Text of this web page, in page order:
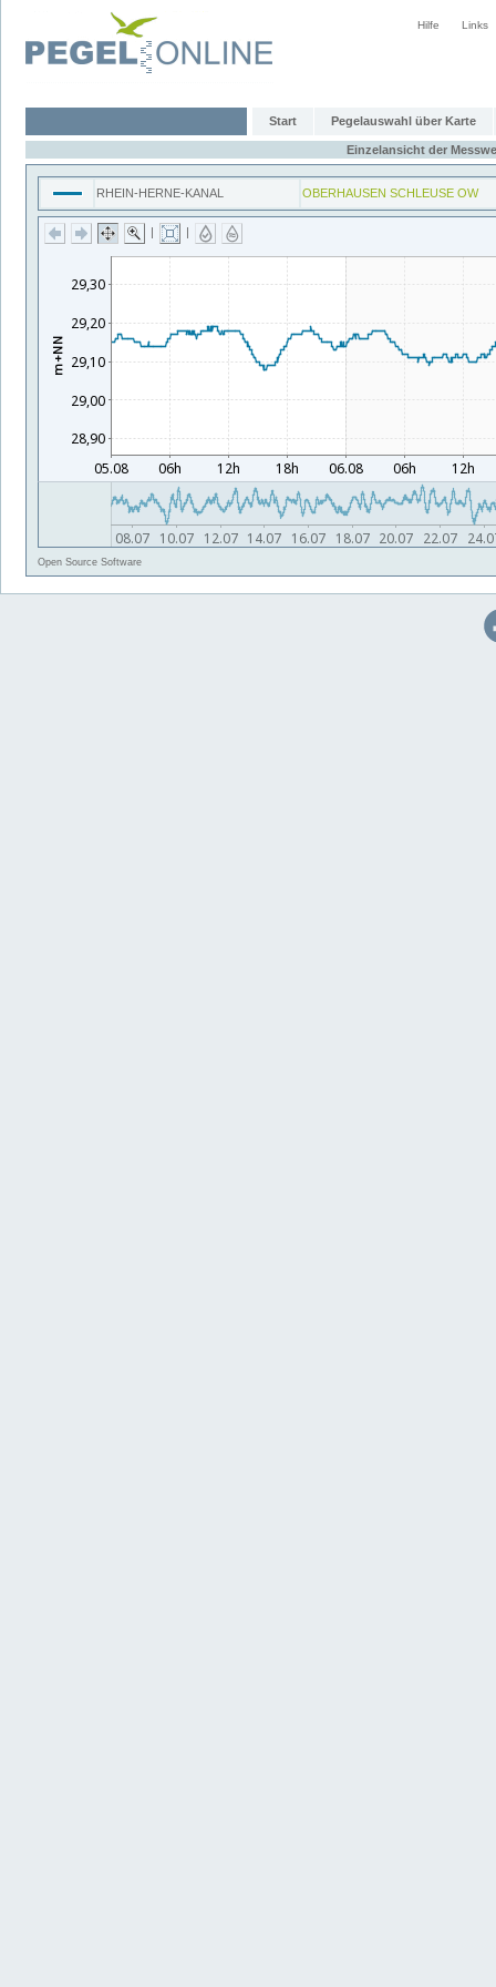
Hilfe Links
Start Pegelauswahl über Karte
Einzelansicht der
RHEIN-HERNE-KANAL OBERHAUSEN SCHLEUSE OW
| |
Open Source Software